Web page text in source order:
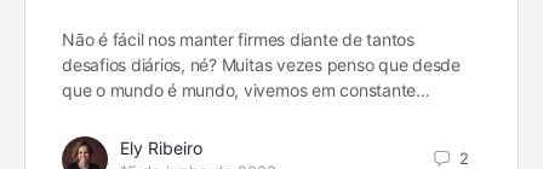
Não é fácil nos manter firmes diante de tantos
desafios diários, né? Muitas vezes penso que desde
que o mundo é mundo, vivemos em constante…
Ely Ribeiro
2